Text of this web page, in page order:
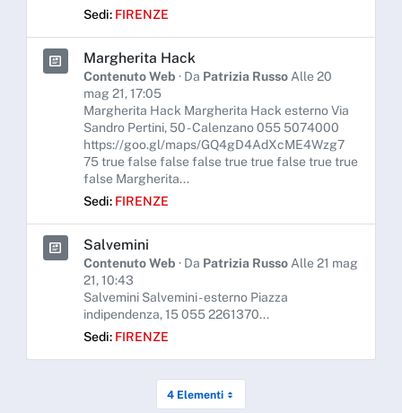
Sedi: FIRENZE
Margherita Hack
Contenuto Web · Da Patrizia Russo Alle 20
mag 21, 17:05
Margherita Hack Margherita Hack esterno Via
Sandro Pertini, 50 - Calenzano 055 5074000
https://goo.gl/maps/GQ4gD4AdXcME4Wzg7
75 true false false false true true false true true
false Margherita...
Sedi: FIRENZE
Salvemini
Contenuto Web · Da Patrizia Russo Alle 21 mag
21, 10:43
Salvemini Salvemini - esterno Piazza
indipendenza, 15 055 2261370...
Sedi: FIRENZE
4 Elementi